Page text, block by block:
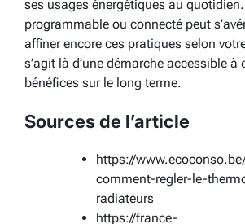
ses usages énergétiques au
programmable ou connecté peut
affiner encore ces pratiques selon
s’agit là d’une démarche accessible à
bénéfices sur le long terme.
Sources de l’article
https://
comment-regler-le-
radiateurs
https://france-